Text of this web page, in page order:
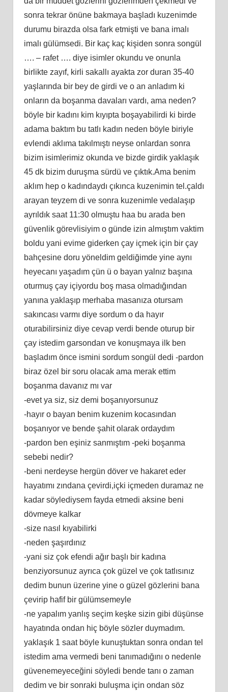
sonra tekrar önüne bakmaya başladı kuzenimde
durumu birazda olsa fark etmişti ve bana imalı
imalı gülümsedi. Bir kaç kaç kişiden sonra songül
…. – rafet …. diye isimler okundu ve onunla
birlikte zayıf, kirli sakallı ayakta zor duran 35-40
yaşlarında bir bey de girdi ve o an anladım ki
onların da boşanma davaları vardı, ama neden?
böyle bir kadını kim kıyıpta boşayabilirdi ki birde
adama baktım bu tatlı kadın neden böyle biriyle
evlendi aklıma takılmıştı neyse onlardan sonra
bizim isimlerimiz okunda ve bizde girdik yaklaşık
45 dk bizim duruşma sürdü ve çıktık.Ama benim
aklım hep o kadındaydı çıkınca kuzenimin tel.çaldı
arayan teyzem di ve sonra kuzenimle vedalaşıp
ayrıldık saat 11:30 olmuştu haa bu arada ben
güvenlik görevlisiyim o günde izin almıştım vaktim
boldu yani evime giderken çay içmek için bir çay
bahçesine doru yöneldim geldiğimde yine aynı
heyecanı yaşadım çün ü o bayan yalnız başına
oturmuş çay içiyordu boş masa olmadığından
yanına yaklaşıp merhaba masanıza otursam
sakıncası varmı diye sordum o da hayır
oturabilirsiniz diye cevap verdi bende oturup bir
çay istedim garsondan ve konuşmaya ilk ben
başladım önce ismini sordum songül dedi -pardon
biraz özel bir soru olacak ama merak ettim
boşanma davanız mı var
-evet ya siz, siz demi boşanıyorsunuz
-hayır o bayan benim kuzenim kocasından
boşanıyor ve bende şahit olarak ordaydım
-pardon ben eşiniz sanmıştım -peki boşanma
sebebi nedir?
-beni nerdeyse hergün döver ve hakaret eder
hayatımı zındana çevirdi,içki içmeden duramaz ne
kadar söylediysem fayda etmedi aksine beni
dövmeye kalkar
-size nasıl kıyabilirki
-neden şaşırdınız
-yani siz çok efendi ağır başlı bir kadına
benziyorsunuz ayrıca çok güzel ve çok tatlısınız
dedim bunun üzerine yine o güzel gözlerini bana
çevirip hafif bir gülümsemeyle
-ne yapalım yanlış seçim keşke sizin gibi düşünse
hayatında ondan hiç böyle sözler duymadım.
yaklaşık 1 saat böyle kunuştuktan sonra ondan tel
istedim ama vermedi beni tanımadığını o nedenle
güvenemeyeceğini söyledi bende tanı o zaman
dedim ve bir sonraki buluşma için ondan söz